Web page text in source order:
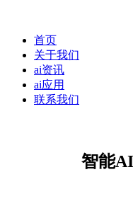
首页
关于我们
ai资讯
ai应用
联系我们
智能